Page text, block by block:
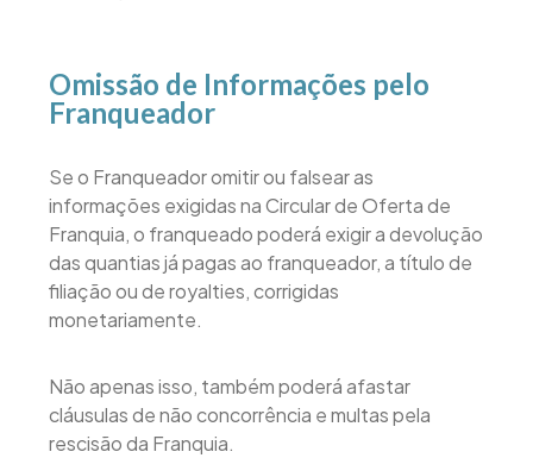
Omissão de Informações pelo
Franqueador
Se o Franqueador omitir ou falsear as
informações exigidas na Circular de Oferta de
Franquia, o franqueado poderá exigir a devolução
das quantias já pagas ao franqueador, a título de
filiação ou de royalties, corrigidas
monetariamente.
Não apenas isso, também poderá afastar
cláusulas de não concorrência e multas pela
rescisão da Franquia.